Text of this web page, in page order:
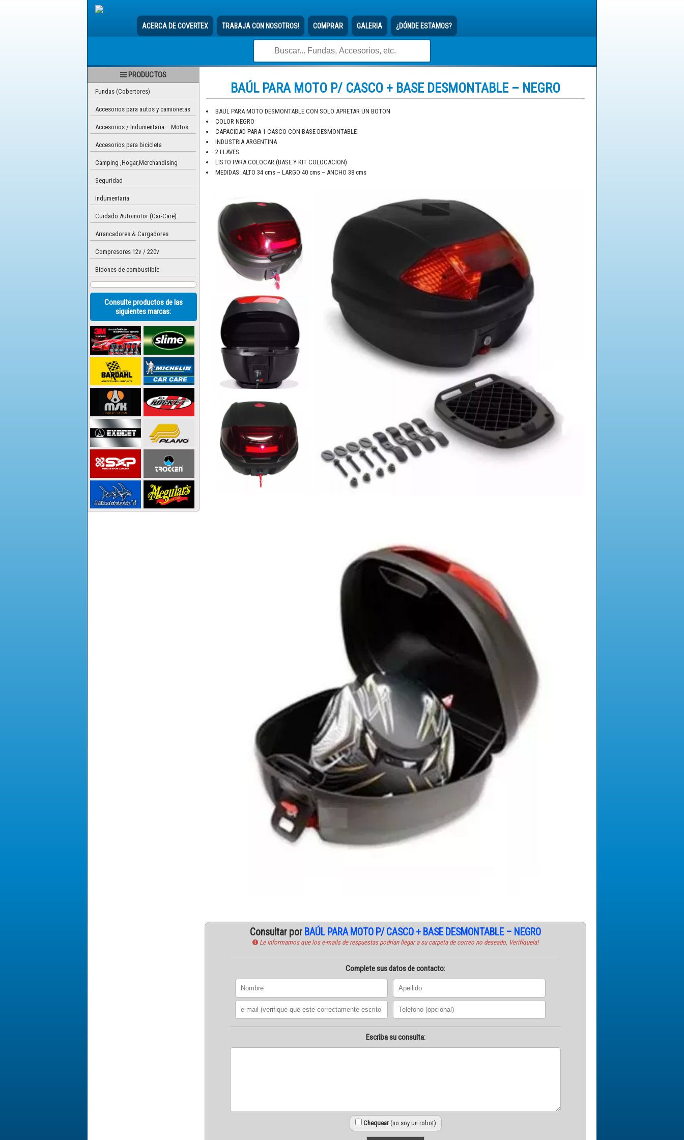
ACERCA DE COVERTEX TRABAJA CON NOSOTROS! COMPRAR GALERIA ¿DÓNDE ESTAMOS?
PRODUCTOS
Fundas (Cobertores)
Accesorios para autos y camionetas
Accesorios / Indumentaria – Motos
Accesorios para bicicleta
Camping ,Hogar,Merchandising
Seguridad
Indumentaria
Cuidado Automotor (Car-Care)
Arrancadores & Cargadores
Compresores 12v / 220v
Bidones de combustible
Consulte productos de las
siguientes marcas:
BAÚL PARA MOTO P/ CASCO + BASE DESMONTABLE – NEGRO
BAUL PARA MOTO DESMONTABLE CON SOLO APRETAR UN BOTON
COLOR NEGRO
CAPACIDAD PARA 1 CASCO CON BASE DESMONTABLE
INDUSTRIA ARGENTINA
2 LLAVES
LISTO PARA COLOCAR (BASE Y KIT COLOCACION)
MEDIDAS: ALTO 34 cms – LARGO 40 cms – ANCHO 38 cms
Consultar por BAÚL PARA MOTO P/ CASCO + BASE DESMONTABLE – NEGRO
Le informamos que los e-mails de respuestas podrían llegar a su carpeta de correo no deseado, Verifíquela!
Complete sus datos de contacto:
Escriba su consulta:
Chequear(no soy un robot)